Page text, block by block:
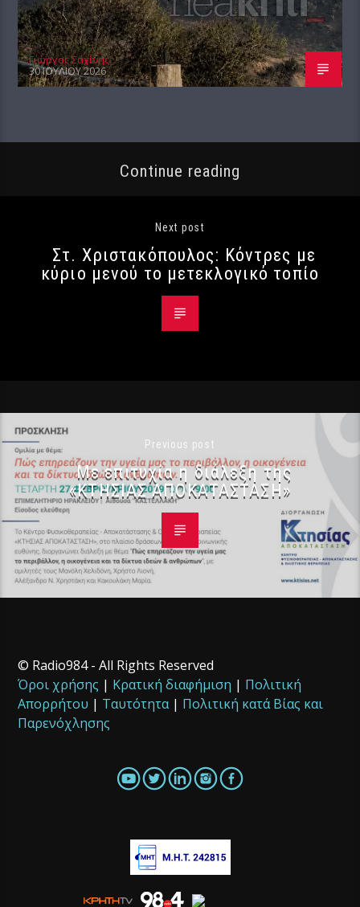
Γιώργος Σαχίνης
30 ΙΟΥΛΊΟΥ 2026
Continue reading
Next post
Στ. Χριστακόπουλος: Κόντρες με
κύριο μενού το μετεκλογικό τοπίο
Previous post
Με επιτυχία η διάλεξη της
«ΚΤΗΣΙΑΣ ΑΠΟΚΑΤΑΣΤΑΣΗ»
© Radio984 - All Rights Reserved
Όροι χρήσης | Κρατική διαφήμιση | Πολιτική
Απορρήτου | Ταυτότητα| Πολιτική κατά Βίας και
Παρενόχλησης